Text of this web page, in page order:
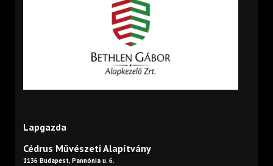
Lapgazda
Cédrus Művészeti Alapítvány
1136 Budapest, Pannónia u. 6.